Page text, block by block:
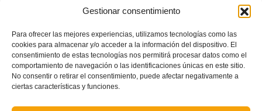
Gestionar consentimiento
Para ofrecer las mejores experiencias, utilizamos tecnologías como las
cookies para almacenar y/o acceder a la información del dispositivo. El
consentimiento de estas tecnologías nos permitirá procesar datos como el
comportamiento de navegación o las identificaciones únicas en este sitio.
No consentir o retirar el consentimiento, puede afectar negativamente a
ciertas características y funciones.
La Selección Masculina buscará en Sagunt el pase a la Fase Final del
CNSA